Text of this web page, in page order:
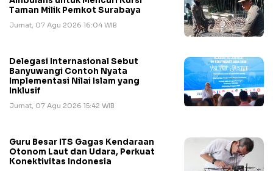
Taman Milik Pemkot Surabaya
Jumat, 07 Agu 2026 16:04 WIB
Delegasi Internasional Sebut
Banyuwangi Contoh Nyata
Implementasi Nilai Islam yang
Inklusif
Jumat, 07 Agu 2026 15:42 WIB
Guru Besar ITS Gagas Kendaraan
Otonom Laut dan Udara, Perkuat
Konektivitas Indonesia